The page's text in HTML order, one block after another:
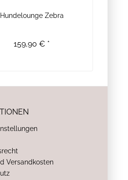
Hundelounge Zebra
159,90 € *
Versandkosten